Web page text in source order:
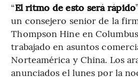
“El ritmo de esto será rápido
un consejero senior de la
Thompson Hine en
trabajado en asuntos
Norteamérica y China. Los
anunciados el lunes por la